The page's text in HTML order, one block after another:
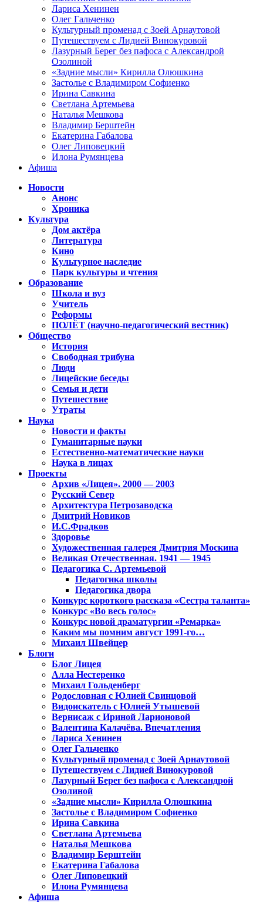
Лариса Хенинен
Олег Гальченко
Культурный променад с Зоей Арнаутовой
Путешествуем с Лидией Винокуровой
Лазурный Берег без пафоса с Александрой
Озолиной
«Задние мысли» Кирилла Олюшкина
Застолье с Владимиром Софиенко
Ирина Савкина
Светлана Артемьева
Наталья Мешкова
Владимир Берштейн
Екатерина Габалова
Олег Липовецкий
Илона Румянцева
Афиша
Новости
Анонс
Хроника
Культура
Дом актёра
Литература
Кино
Культурное наследие
Парк культуры и чтения
Образование
Школа и вуз
Учитель
Реформы
ПОЛЁТ (научно-педагогический вестник)
Общество
История
Свободная трибуна
Люди
Лицейские беседы
Семья и дети
Путешествие
Утраты
Наука
Новости и факты
Гуманитарные науки
Естественно-математические науки
Наука в лицах
Проекты
Архив «Лицея». 2000 — 2003
Русский Север
Архитектура Петрозаводска
Дмитрий Новиков
И.С.Фрадков
Здоровье
Художественная галерея Дмитрия Москина
Великая Отечественная. 1941 — 1945
Педагогика С. Артемьевой
Педагогика школы
Педагогика двора
Конкурс короткого рассказа «Сестра таланта»
Конкурс «Во весь голос»
Конкурс новой драматургии «Ремарка»
Каким мы помним август 1991-го…
Михаил Швейцер
Блоги
Блог Лицея
Алла Нестеренко
Михаил Гольденберг
Родословная с Юлией Свинцовой
Видоискатель с Юлией Утышевой
Вернисаж с Ириной Ларионовой
Валентина Калачёва. Впечатления
Лариса Хенинен
Олег Гальченко
Культурный променад с Зоей Арнаутовой
Путешествуем с Лидией Винокуровой
Лазурный Берег без пафоса с Александрой
Озолиной
«Задние мысли» Кирилла Олюшкина
Застолье с Владимиром Софиенко
Ирина Савкина
Светлана Артемьева
Наталья Мешкова
Владимир Берштейн
Екатерина Габалова
Олег Липовецкий
Илона Румянцева
Афиша